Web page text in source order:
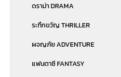
ดราม่า DRAMA
ระทึกขวัญ THRILLER
ผจญภัย ADVENTURE
แฟนตาซี FANTASY